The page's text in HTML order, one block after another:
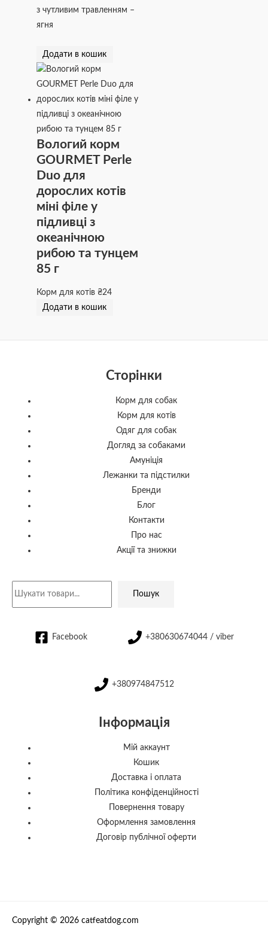
з чутливим травленням –
ягня
Додати в кошик
Вологий корм
GOURMET Perle
Duo для
дорослих котів
міні філе у
підливці з
океанічною
рибою та тунцем
85 г
Корм для котів₴24
Додати в кошик
Сторінки
Корм для собак
Корм для котів
Одяг для собак
Догляд за собаками
Амуніція
Лежанки та підстилки
Бренди
Блог
Контакти
Про нас
Акції та знижки
Пошук
Facebook +380630674044 / viber
+380974847512
Інформація
Мій аккаунт
Кошик
Доставка і оплата
Політика конфіденційності
Повернення товару
Оформлення замовлення
Договір публічної оферти
Copyright © 2026 catfeatdog.com